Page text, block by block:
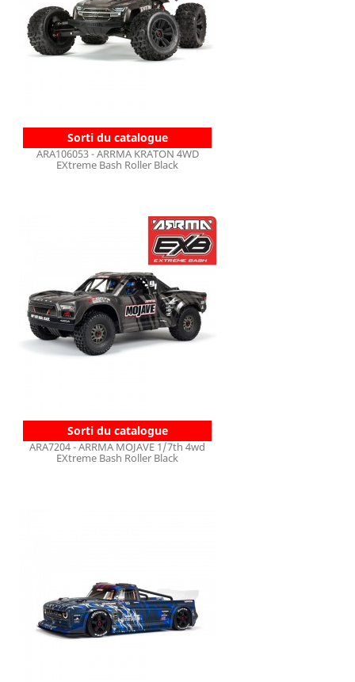
Sorti du catalogue
ARA106053 - ARRMA KRATON 4WD
EXtreme Bash Roller Black
Sorti du catalogue
ARA7204 - ARRMA MOJAVE 1/7th 4wd
EXtreme Bash Roller Black